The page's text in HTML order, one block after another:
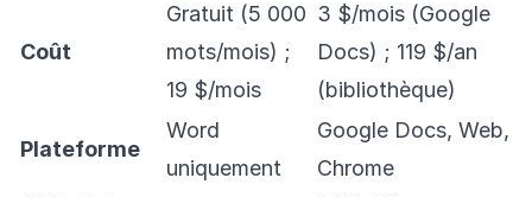
Coût
Gratuit (5 000
mots/mois) ;
19 $/mois
3 $/mois (Google
Docs) ; 119 $/an
(bibliothèque)
Plateforme
Word
uniquement
Google Docs, Web,
Chrome